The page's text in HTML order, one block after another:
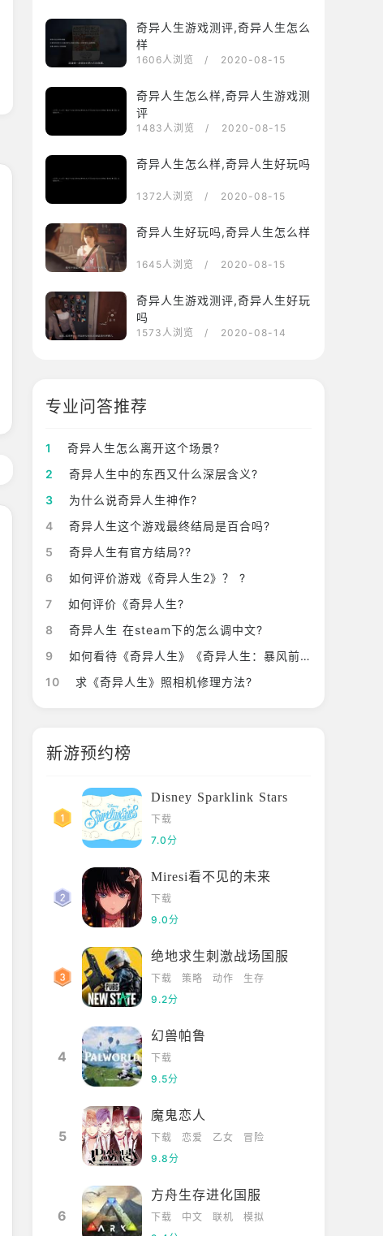
奇异人生游戏测评,奇异人生怎么
样
1606人浏览 / 2020-08-15
奇异人生怎么样,奇异人生游戏测
评
1483人浏览 / 2020-08-15
奇异人生怎么样,奇异人生好玩吗
1372人浏览 / 2020-08-15
奇异人生好玩吗,奇异人生怎么样
1645人浏览 / 2020-08-15
奇异人生游戏测评,奇异人生好玩
吗
1573人浏览 / 2020-08-14
专业问答推荐
1
奇异人生怎么离开这个场景?
2
奇异人生中的东西又什么深层含义?
3
为什么说奇异人生神作?
4
奇异人生这个游戏最终结局是百合吗?
5
奇异人生有官方结局??
6
如何评价游戏《奇异人生2》？ ?
7
如何评价《奇异人生?
8
奇异人生 在steam下的怎么调中文?
9
如何看待《奇异人生》《奇异人生：暴风前夕》这两款游戏？ ?
10
求《奇异人生》照相机修理方法?
新游预约榜
Disney Sparklink Stars
下载
7.0分
Miresi看不见的未来
下载
9.0分
绝地求生刺激战场国服
下载 策略 动作
生存
9.2分
4
幻兽帕鲁
下载
9.5分
5
魔鬼恋人
下载 恋爱 乙女
冒险
9.8分
6
方舟生存进化国服
下载 中文 联机
模拟